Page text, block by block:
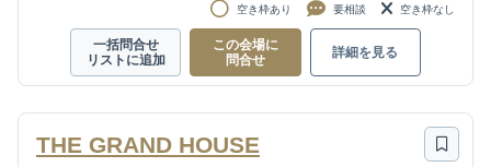
空き枠あり 要相談 空き枠なし
一括問合せ
リストに追加
この会場に
問合せ
詳細を見る
THE GRAND HOUSE